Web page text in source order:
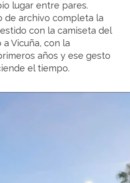
lugar entre pares.
de archivo completa la
con la camiseta del
Vicuña, con la
años y ese gesto
el tiempo.